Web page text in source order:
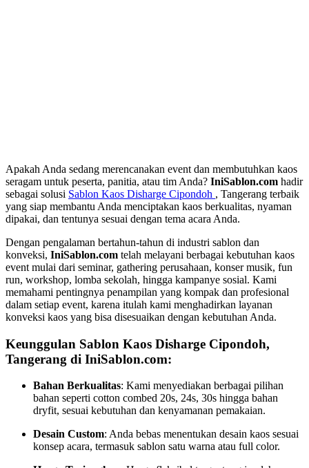
Apakah Anda sedang merencanakan event dan membutuhkan kaos
seragam untuk peserta, panitia, atau tim Anda? IniSablon.com hadir
sebagai solusi Sablon Kaos Disharge Cipondoh , Tangerang terbaik
yang siap membantu Anda menciptakan kaos berkualitas, nyaman
dipakai, dan tentunya sesuai dengan tema acara Anda.
Dengan pengalaman bertahun-tahun di industri sablon dan
konveksi, IniSablon.com telah melayani berbagai kebutuhan kaos
event mulai dari seminar, gathering perusahaan, konser musik, fun
run, workshop, lomba sekolah, hingga kampanye sosial. Kami
memahami pentingnya penampilan yang kompak dan profesional
dalam setiap event, karena itulah kami menghadirkan layanan
konveksi kaos yang bisa disesuaikan dengan kebutuhan Anda.
Keunggulan Sablon Kaos Disharge Cipondoh,
Tangerang di IniSablon.com:
Bahan Berkualitas: Kami menyediakan berbagai pilihan
bahan seperti cotton combed 20s, 24s, 30s hingga bahan
dryfit, sesuai kebutuhan dan kenyamanan pemakaian.
Desain Custom: Anda bebas menentukan desain kaos sesuai
konsep acara, termasuk sablon satu warna atau full color.